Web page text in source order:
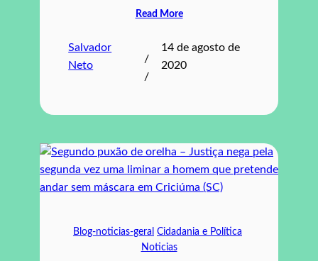
Read More
Salvador
Neto
/
/
14 de agosto de
2020
Blog-noticias-geral Cidadania e Política
Noticias